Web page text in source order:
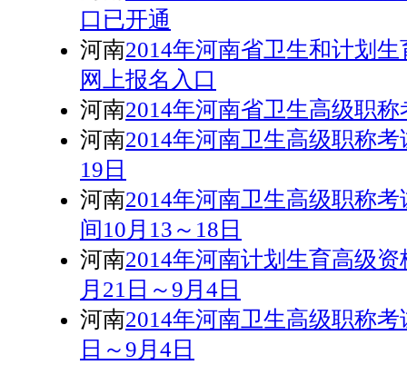
口已开通
河南2014年河南省卫生和计划
网上报名入口
河南2014年河南省卫生高级职
河南2014年河南卫生高级职称
19日
河南2014年河南卫生高级职称
间10月13～18日
河南2014年河南计划生育高级
月21日～9月4日
河南2014年河南卫生高级职称
日～9月4日